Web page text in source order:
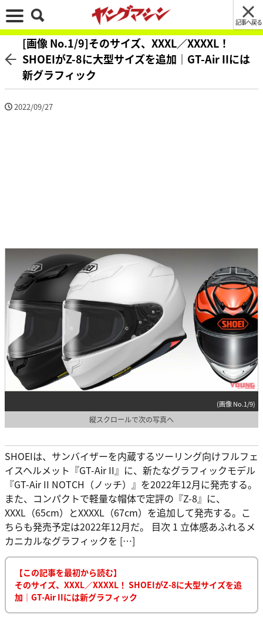
記事へ戻る
[画像 No.1/9]そのサイズ、XXXL／XXXXL！
SHOEIがZ-8に大型サイズを追加｜GT-Air IIには
新グラフィック
2022/09/27
(画像 No.1/9)
縦スクロールで次の写真へ
SHOEIは、サンバイザーを内蔵するツーリング向けフルフェ
イスヘルメット『GT-Air II』に、新たなグラフィックモデル
『GT-Air II NOTCH（ノッチ）』を2022年12月に発売する。
また、コンパクトで軽量な帽体で定評の『Z-8』に、
XXXL（65cm）とXXXXL（67cm）を追加して発売する。こ
ちらも発売予定は2022年12月だ。 目次 1 立体感あふれるメ
カニカルなグラフィックを […]
【この記事を最初から読む】
そのサイズ、XXXL／XXXXL！ SHOEIがZ-8に大型サイズを追
加｜GT-Air IIには新グラフィック